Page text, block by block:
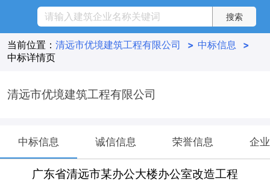
当前位置： 清远市优境建筑工程有限公司 > 中标信息
>
中标详情页
清远市优境建筑工程有限公司
中标信息 诚信信息 荣誉信息 企
广东省清远市某办公大楼办公室改造工程